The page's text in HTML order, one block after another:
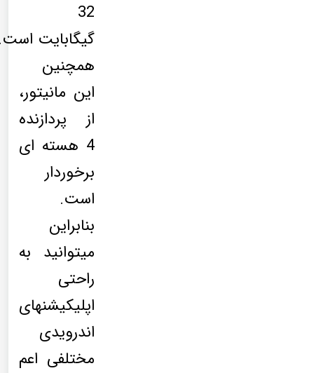
32
گیگابایت
همچنین
این مانیتور،
از پردازنده
4 هسته ای
برخوردار
است.
بنابراین
میتوانید به
راحتی
اپلیکیشنهای
اندرویدی
مختلفی اعم